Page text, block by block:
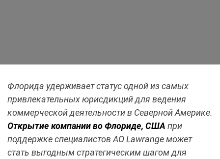
Флорида удерживает статус одной из самых
привлекательных юрисдикций для ведения
коммерческой деятельности в Северной Америке.
Открытие компании во Флориде, США при
поддержке специалистов АО Lawrange может
стать выгодным стратегическим шагом для